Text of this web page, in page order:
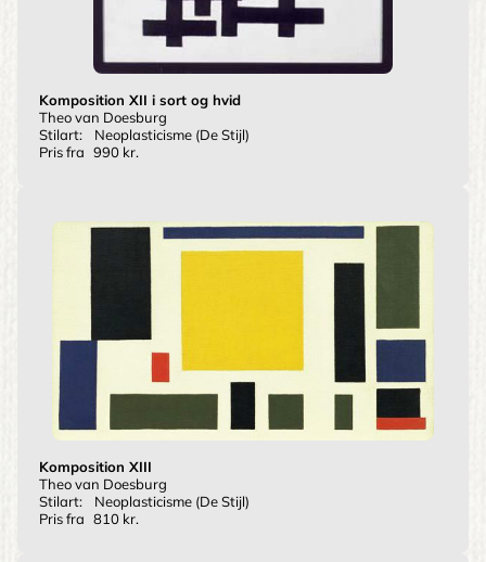
Komposition XII i sort og hvid
Theo van Doesburg
Stilart:
Neoplasticisme (De Stijl)
Pris fra 990 kr.
Komposition XIII
Theo van Doesburg
Stilart:
Neoplasticisme (De Stijl)
Pris fra 810 kr.